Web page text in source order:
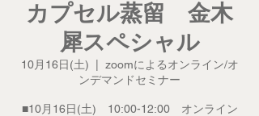
カプセル蒸留 金木
犀スペシャル
10月16日(土)
zoomによるオンライン/オ
ンデマンドセミナー
■10月16日(土) 10:00-12:00 オンライン